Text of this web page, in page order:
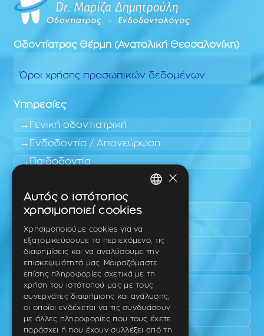
Οδοντίατρος Θέρμη (Ανατολική Θεσσαλονίκη)
Όροι χρήσης προσωπικών δεδομένων
Υπηρεσίες
Γενική οδοντιατρική
Ενδοδοντία / Απονεύρωση
Παιδοδοντία
Περιοχές εύκολης πρόσβασης
Πυλαία
Τριάδι
Νέο Ρύσιο
Επανομή
Περαία
Καλαμαριά
Πανόραμα
×
Αυτός ο ιστότοπος
χρησιμοποιεί cookies
Χρησιμοποιούμε cookies για να
εξατομικεύσουμε το περιεχόμενο, τις
διαφημίσεις και να αναλύσουμε την
επισκεψιμότητά μας. Μοιραζόμαστε
επίσης πληροφορίες σχετικά με τη
χρήση του ιστότοπού μας με τους
συνεργάτες διαφήμισης και ανάλυσης,
οι οποίοι ενδέχεται να τις συνδυάσουν
με άλλες πληροφορίες που τους έχετε
παράσχει ή που έχουν συλλέξει από τη